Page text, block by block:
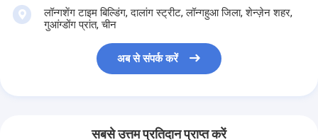
लॉन्गशेंग टाइम बिल्डिंग, दालांग स्ट्रीट, लॉन्गहुआ जिला, शेन्ज़ेन शहर,
गुआंग्डोंग प्रांत, चीन
अब से संपर्क करें
सबसे उत्तम प्रतिदान प्राप्त करें